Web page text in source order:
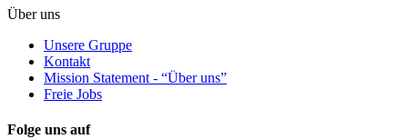
Über uns
Unsere Gruppe
Kontakt
Mission Statement - “Über uns”
Freie Jobs
Folge uns auf